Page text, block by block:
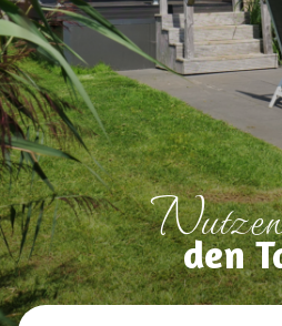
den